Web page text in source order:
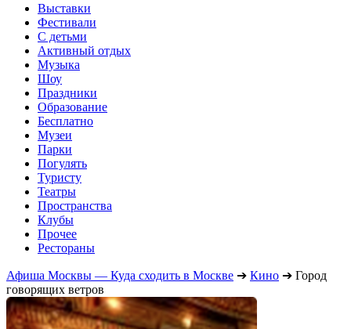
Выставки
Фестивали
С детьми
Активный отдых
Музыка
Шоу
Праздники
Образование
Бесплатно
Музеи
Парки
Погулять
Туристу
Театры
Пространства
Клубы
Прочее
Рестораны
Афиша Москвы — Куда сходить в Москве ➔ Кино ➔ Город
говорящих ветров